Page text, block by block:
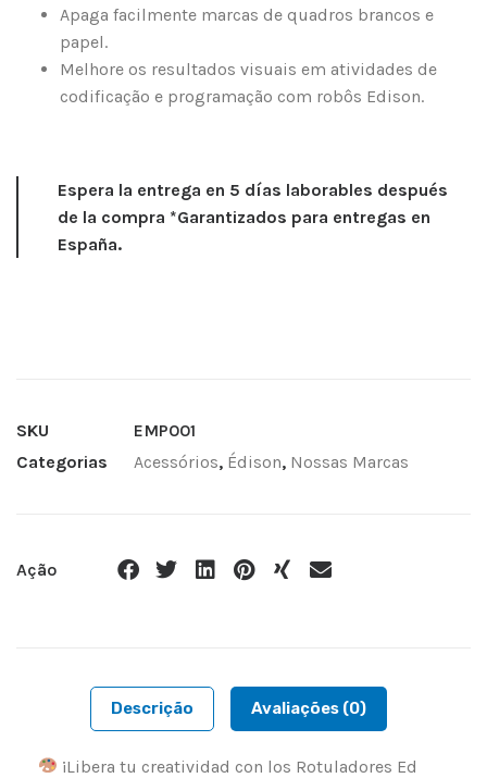
Apaga facilmente marcas de quadros brancos e
papel.
Melhore os resultados visuais em atividades de
codificação e programação com robôs Edison.
Espera la entrega en 5 días laborables después
de la compra *Garantizados para entregas en
España.
SKU
EMP001
Categorias
Acessórios, Édison, Nossas Marcas
Ação
Descrição Avaliações (0)
¡Libera tu creatividad con los Rotuladores Ed